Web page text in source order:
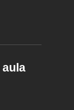
aula